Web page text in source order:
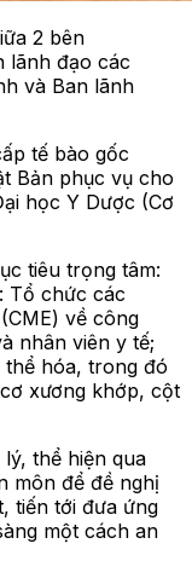
2 bên
lãnh đạo các
và Ban lãnh
tế bào gốc
Bản phục vụ cho
học Y Dược (Cơ
tiêu trọng tâm:
Tổ chức các
về công
nhân viên y tế;
hóa, trong đó
xương khớp, cột
thể hiện qua
môn để đề nghị
tiến tới đưa ứng
một cách an